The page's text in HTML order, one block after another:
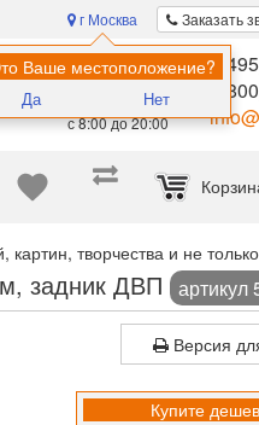
Заказать
г Москва
Ваше местоположение?
Да Нет
Помощь в
выборе:
Ежедневно,
с 8:00 до 20:00
8
8
творчества и не
задник ДВП артикул
Версия
Купите